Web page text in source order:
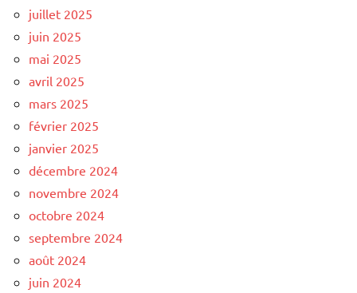
juillet 2025
juin 2025
mai 2025
avril 2025
mars 2025
février 2025
janvier 2025
décembre 2024
novembre 2024
octobre 2024
septembre 2024
août 2024
juin 2024